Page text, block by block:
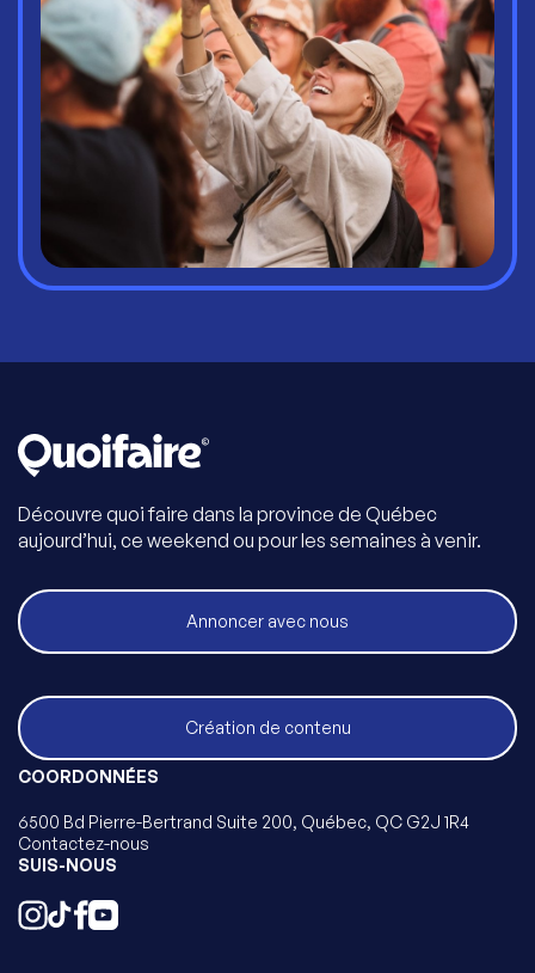
Découvre quoi faire dans la province de Québec
aujourd’hui, ce weekend ou pour les semaines à venir.
Annoncer avec nous
Création de contenu
COORDONNÉES
6500 Bd Pierre-Bertrand Suite 200, Québec, QC G2J 1R4
Contactez-nous
SUIS-NOUS